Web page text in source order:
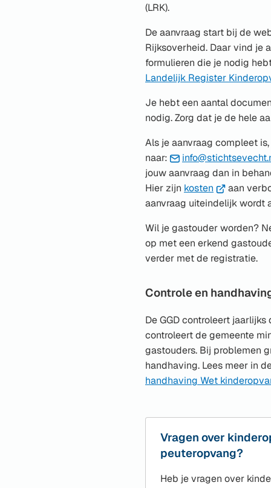
(LRK).
De aanvraag start bij de
Rijksoverheid. Daar vind je
formulieren die je nodig
Landelijk Register
Je hebt een aantal
nodig. Zorg dat je de hele
Als je aanvraag compleet
naar:
jouw aanvraag dan in
Hier zijn kosten (Verwijst
naar
externe
website)
aan
aanvraag uiteindelijk wordt
Wil je gastouder worden?
op met een erkend
verder met de registratie.
Controle en
De GGD controleert
controleert de gemeente
gastouders. Bij problemen
handhaving. Lees meer in
handhaving Wet
Vragen over
peuteropvang?
Heb je vragen over